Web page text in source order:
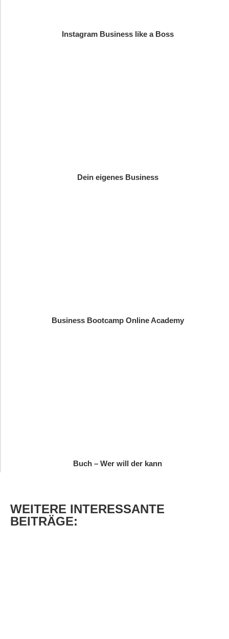
Instagram Business like a Boss
Dein eigenes Business
Business Bootcamp Online Academy
Buch – Wer will der kann
WEITERE INTERESSANTE
BEITRÄGE: